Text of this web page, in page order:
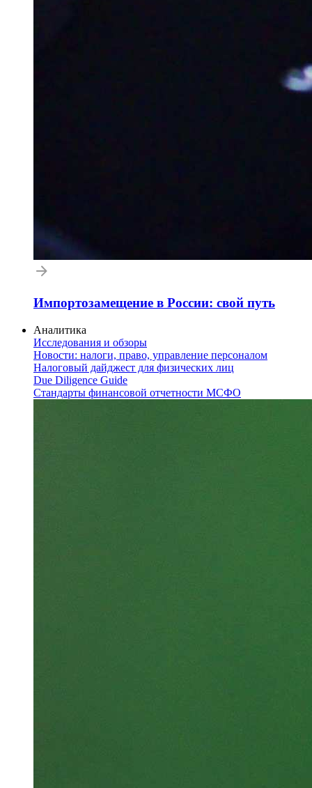
Импортозамещение в России: свой путь
Аналитика
Исследования и обзоры
Новости: налоги, право, управление персоналом
Налоговый дайджест для физических лиц
Due Diligence Guide
Стандарты финансовой отчетности МСФО